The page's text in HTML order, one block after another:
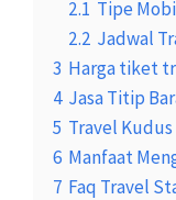
2.1 Tipe
2.2 Jadwal
3 Harga tiket
4 Jasa Titip
5 Travel
6 Manfaat
7 Faq Travel